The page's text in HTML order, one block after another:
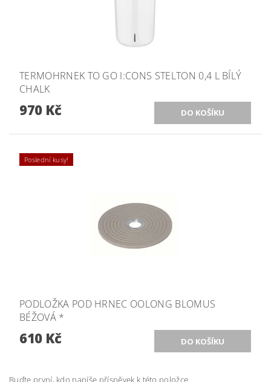
TERMOHRNEK TO GO I:CONS STELTON 0,4 L BÍLÝ
CHALK
970 Kč
Poslední kusy!
PODLOŽKA POD HRNEC OOLONG BLOMUS
BÉŽOVÁ *
610 Kč
Buďte první, kdo napíše příspěvek k této položce.